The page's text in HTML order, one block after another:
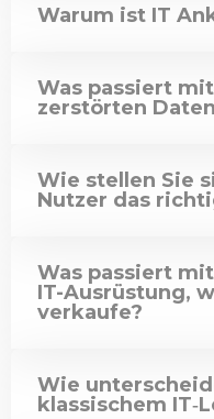
Warum ist IT
Was passiert
zerstörten
Wie stellen Sie
Nutzer das
Was passiert
IT-Ausrüstung,
verkaufe?
Wie
klassischem